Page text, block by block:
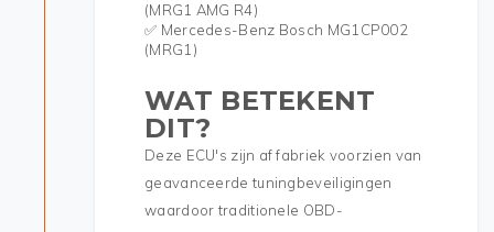
(MRG1 AMG R4)
✅ Mercedes-Benz Bosch MG1CP002
(MRG1)
WAT BETEKENT
DIT?
Deze ECU's zijn af fabriek voorzien van
geavanceerde tuningbeveiligingen
waardoor traditionele OBD-